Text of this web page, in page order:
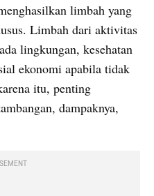
limbah yang
Limbah dari aktivitas
lingkungan, kesehatan
ekonomi apabila tidak
itu, penting
dampaknya,